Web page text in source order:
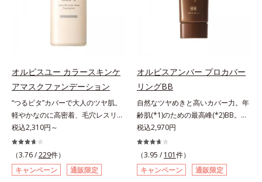
オルビスユー カラースキンケ
アマスクファンデーション
“つるピタ”カバーで大人のツヤ肌。
軽やかなのに高密着、毛穴レスリキ
ッドファンデ。みずみずしく、とけ
込むように密着カバー毛穴レスでな
めらかな質感美へ導く、リキッドフ
ァンデーション「カバーはしたいけ
ど厚塗り感はイヤ」「素肌がもとも
税込2,310円～
（3.76 /229件）
キャンペーン
通販限定
オルビスアンバー プロカバー
リングBB
自然なツヤめきと高いカバー力。年
齢肌(*1)のための最高峰(*2)BB。年
齢肌(*1)のための最高峰(*2)BBクリ
ームです。肌のアラを光でふわりと
とばし、くすみや凹凸も軽やかにカ
バー。さらに厚みのあるテクスチャ
ーが均一にのび広がり、しっかりカ
税込2,970円
（3.95 / 101件）
キャンペーン
通販限定